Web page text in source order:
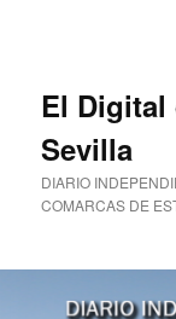
El Digital
Sevilla
DIARIO
COMARCAS DE